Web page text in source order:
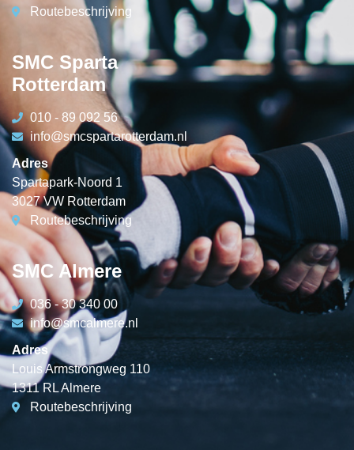
Routebeschrijving
SMC Sparta
Rotterdam
010 - 89 092 56
info@smcspartarotterdam.nl
Adres
Spartapark-Noord 1
3027 VW Rotterdam
Routebeschrijving
SMC Almere
036 - 30 340 00
info@smcalmere.nl
Adres
Louis Armstrongweg 110
1311 RL Almere
Routebeschrijving